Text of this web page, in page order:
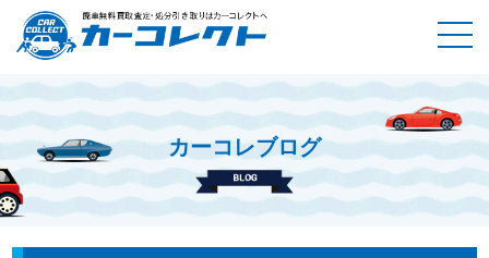
カーコレブログ
ホーム カーコレブログ もう乗らない車